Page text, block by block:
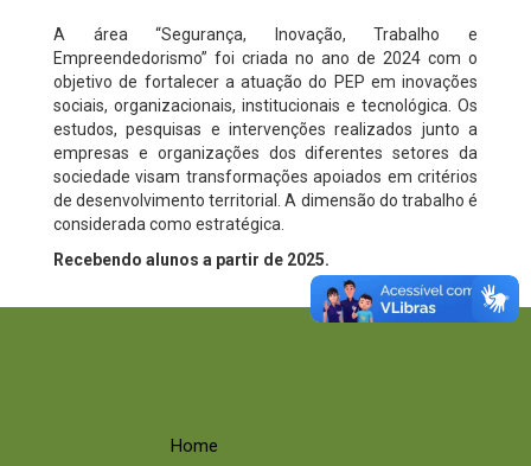
A área “Segurança, Inovação, Trabalho e
Empreendedorismo” foi criada no ano de 2024 com o
objetivo de fortalecer a atuação do PEP em inovações
sociais, organizacionais, institucionais e tecnológica. Os
estudos, pesquisas e intervenções realizados junto a
empresas e organizações dos diferentes setores da
sociedade visam transformações apoiados em critérios
de desenvolvimento territorial. A dimensão do trabalho é
considerada como estratégica.
Recebendo alunos a partir de 2025.
Home